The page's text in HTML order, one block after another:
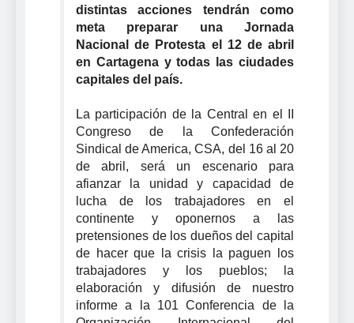
distintas acciones tendrán como
meta preparar una Jornada
Nacional de Protesta el 12 de abril
en Cartagena y todas las ciudades
capitales del país.
La participación de la Central en el II
Congreso de la Confederación
Sindical de America, CSA, del 16 al 20
de abril, será un escenario para
afianzar la unidad y capacidad de
lucha de los trabajadores en el
continente y oponernos a las
pretensiones de los dueños del capital
de hacer que la crisis la paguen los
trabajadores y los pueblos; la
elaboración y difusión de nuestro
informe a la 101 Conferencia de la